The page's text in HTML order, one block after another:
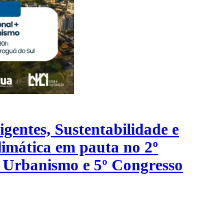
Sustentabilidade e
em pauta no 2º
e 5º Congresso